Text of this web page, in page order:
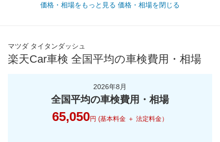
価格・相場をもっと見る 価格・相場を閉じる
マツダ タイタンダッシュ
楽天Car車検 全国平均の車検費用・相場
2026年8月
全国平均の車検費用・相場
65,050円 (基本料金 ＋ 法定料金）